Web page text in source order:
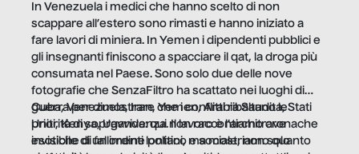
In Venezuela i medici che hanno scelto di non
scappare all’estero sono rimasti e hanno iniziato a
fare lavori di miniera. In Yemen i dipendenti pubblici e
gli insegnanti finiscono a spacciare il qat, la droga più
consumata nel Paese. Sono solo due delle nove
fotografie che SenzaFiltro ha scattato nei luoghi di
guerra per dimostrare che i conflitti ribaltano le
priorità di sopravvivenza. Il lavoro è l’architrave
invisibile di un ordine politico e sociale, non solo
Cuba, Venezuela, Iran, Yemen, Arabia Saudita, Stati
Uniti, Kenya, Uganda: qui non raccontiamo cronache
esotiche di fallimenti lontani, ma mostriamo quanto